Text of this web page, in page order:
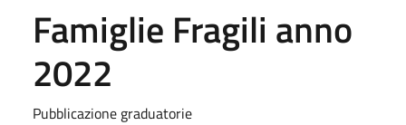
Famiglie Fragili anno
2022
Pubblicazione graduatorie